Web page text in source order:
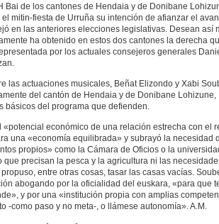
Bai de los cantones de Hendaia y de Donibane
mitin-fiesta de Urruña su intención de afianzar el
en las anteriores elecciones legislativas. Desean así
ha obtenido en estos dos cantones la derecha
por los actuales consejeros generales
las actuaciones musicales, Beñat Elizondo y Xabi
del cantón de Hendaia y de Donibane Lohizune,
básicos del programa que defienden.
económico de una relación estrecha con el
una «economía equilibrada» y subrayó la necesidad
propios» como la Cámara de Oficios o la
que precisan la pesca y la agricultura ni las
entre otras cosas, tasar las casas vacías.
abogando por la oficialidad del euskara, «para que
y por una «institución propia con amplias
-como paso y no meta-, o llámese autonomía».A.M.